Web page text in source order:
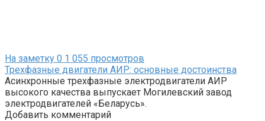
На заметку 0 1 055 просмотров
Трехфазные двигатели АИР: основные достоинства
Асинхронные трехфазные электродвигатели АИР
высокого качества выпускает Могилевский завод
электродвигателей «Беларусь».
Добавить комментарий